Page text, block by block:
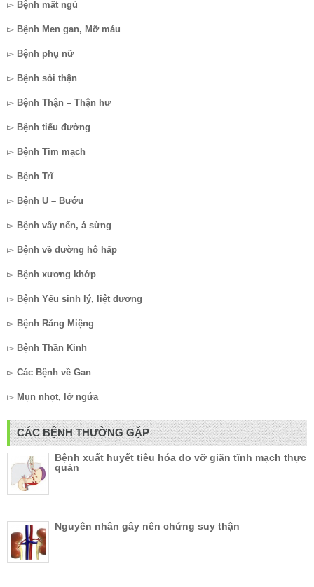
▻ Bệnh mất ngủ
▻ Bệnh Men gan, Mỡ máu
▻ Bệnh phụ nữ
▻ Bệnh sỏi thận
▻ Bệnh Thận – Thận hư
▻ Bệnh tiểu đường
▻ Bệnh Tim mạch
▻ Bệnh Trĩ
▻ Bệnh U – Bướu
▻ Bệnh vẩy nến, á sừng
▻ Bệnh về đường hô hấp
▻ Bệnh xương khớp
▻ Bệnh Yếu sinh lý, liệt dương
▻ Bệnh Răng Miệng
▻ Bệnh Thần Kinh
▻ Các Bệnh về Gan
▻ Mụn nhọt, lở ngứa
CÁC BỆNH THƯỜNG GẶP
Bệnh xuất huyết tiêu hóa do vỡ giãn tĩnh mạch thực
quản
Nguyên nhân gây nên chứng suy thận